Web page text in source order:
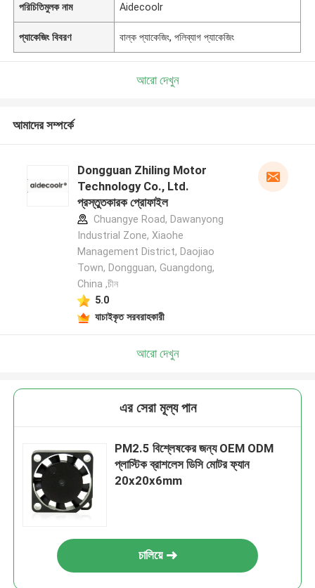
পরিচিতিমুলক নাম Aidecoolr
প্যাকেজিং বিবরণ বাল্ক প্যাকেজিং, পলিব্যাগ প্যাকেজিং
আরো দেখুন
আমাদের সম্পর্কে
Dongguan Zhiling Motor
Technology Co., Ltd.
প্রস্তুতকারক প্রোফাইল
Chuangye Road, Dawanyong
Industrial Zone, Xiaohe
Management District, Daojiao
Town, Dongguan, Guangdong,
China ,চীন
5.0
যাচাইকৃত সরবরাহকারী
আরো দেখুন
এর সেরা মূল্য পান
PM2.5 বিশ্লেষকের জন্য OEM ODM
প্লাস্টিক ব্রাশলেস ডিসি মোটর ফ্যান
20x20x6mm
চালিয়ে